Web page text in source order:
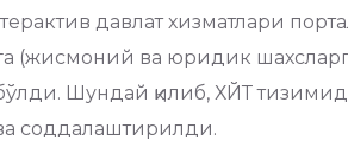
давлат хизматлари
(жисмоний ва юридик
Шундай қилиб, ХЙТ
соддалаштирилди.